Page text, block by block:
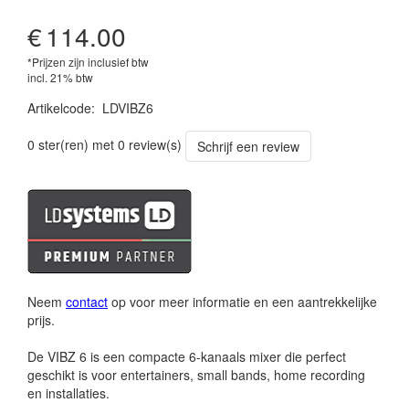
€114.00
*Prijzen zijn inclusief btw
incl. 21% btw
Artikelcode: LDVIBZ6
0 ster(ren) met 0 review(s)
Schrijf een review
Neem contact op voor meer informatie en een aantrekkelijke
prijs.
De VIBZ 6 is een compacte 6-kanaals mixer die perfect
geschikt is voor entertainers, small bands, home recording
en installaties.